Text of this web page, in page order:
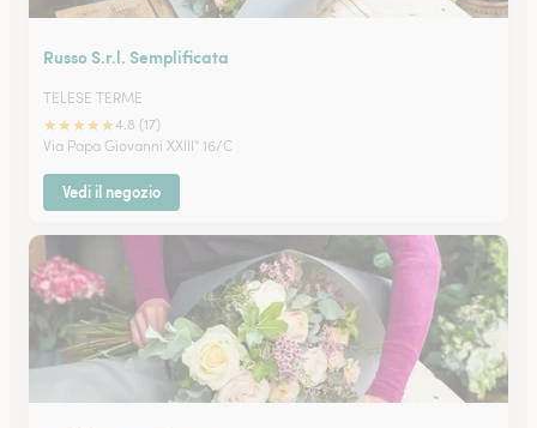
Russo S.r.l. Semplificata
TELESE TERME
★★★★★4.8 (17)
Via Papa Giovanni XXIII° 16/C
Vedi il negozio